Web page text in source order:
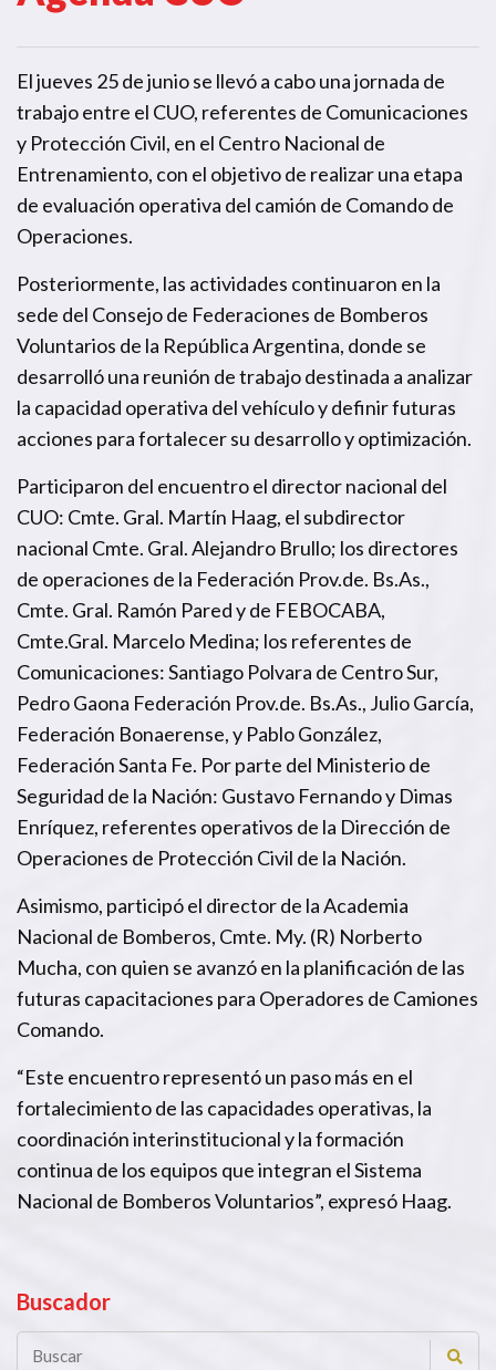
El jueves 25 de junio se llevó a cabo una jornada de
trabajo entre el CUO, referentes de Comunicaciones
y Protección Civil, en el Centro Nacional de
Entrenamiento, con el objetivo de realizar una etapa
de evaluación operativa del camión de Comando de
Operaciones.
Posteriormente, las actividades continuaron en la
sede del Consejo de Federaciones de Bomberos
Voluntarios de la República Argentina, donde se
desarrolló una reunión de trabajo destinada a analizar
la capacidad operativa del vehículo y definir futuras
acciones para fortalecer su desarrollo y optimización.
Participaron del encuentro el director nacional del
CUO: Cmte. Gral. Martín Haag, el subdirector
nacional Cmte. Gral. Alejandro Brullo; los directores
de operaciones de la Federación Prov.de. Bs.As.,
Cmte. Gral. Ramón Pared y de FEBOCABA,
Cmte.Gral. Marcelo Medina; los referentes de
Comunicaciones: Santiago Polvara de Centro Sur,
Pedro Gaona Federación Prov.de. Bs.As., Julio García,
Federación Bonaerense, y Pablo González,
Federación Santa Fe. Por parte del Ministerio de
Seguridad de la Nación: Gustavo Fernando y Dimas
Enríquez, referentes operativos de la Dirección de
Operaciones de Protección Civil de la Nación.
Asimismo, participó el director de la Academia
Nacional de Bomberos, Cmte. My. (R) Norberto
Mucha, con quien se avanzó en la planificación de las
futuras capacitaciones para Operadores de Camiones
Comando.
“Este encuentro representó un paso más en el
fortalecimiento de las capacidades operativas, la
coordinación interinstitucional y la formación
continua de los equipos que integran el Sistema
Nacional de Bomberos Voluntarios”, expresó Haag.
Buscador